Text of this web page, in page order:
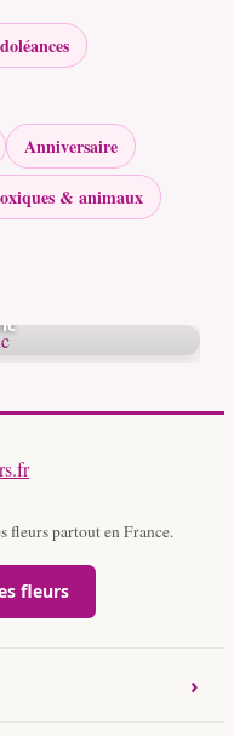
Anniversaire
& animaux
fleurs partout en France.
fleurs
›